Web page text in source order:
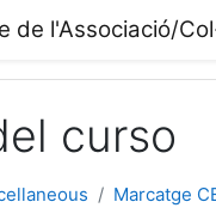
de l'Associació/
curso
Marcatge